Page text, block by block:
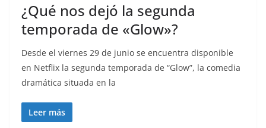
¿Qué nos dejó la segunda
temporada de «Glow»?
Desde el viernes 29 de junio se encuentra disponible
en Netflix la segunda temporada de “Glow”, la comedia
dramática situada en la
Leer más